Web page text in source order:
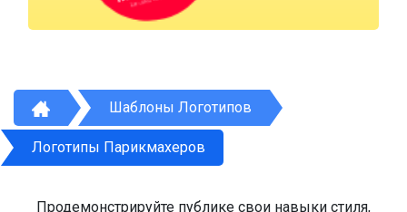
Шаблоны Логотипов
Логотипы Парикмахеров
Продемонстрируйте публике свои навыки стиля,